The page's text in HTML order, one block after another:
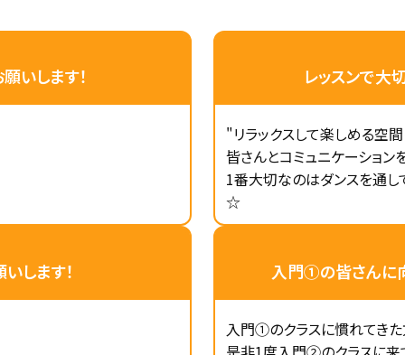
いします！ レッスンで大
"リラックスして楽しめる空
皆さんとコミュニケーション
1番大切なのはダンスを通し
☆
します！ 入門①の皆さんに
入門①のクラスに慣れてき